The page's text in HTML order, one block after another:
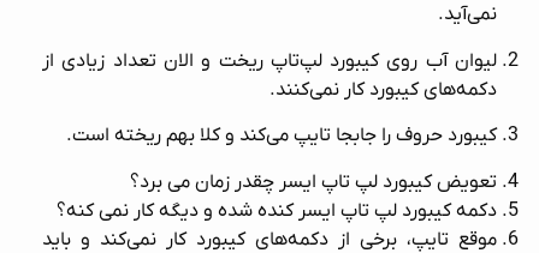
نمی‌آید.
لیوان آب روی کیبورد لپ‌تاپ ریخت و الان تعداد زیادی از
دکمه‌های کیبورد کار نمی‌کنند.
کیبورد حروف را جابجا تایپ می‌کند و کلا بهم ریخته است.
تعویض کیبورد لپ تاپ ایسر چقدر زمان می برد؟
دکمه کیبورد لپ تاپ ایسر کنده شده و دیگه کار نمی کنه؟
موقع تایپ، برخی از دکمه‌های کیبورد کار نمی‌کند و باید